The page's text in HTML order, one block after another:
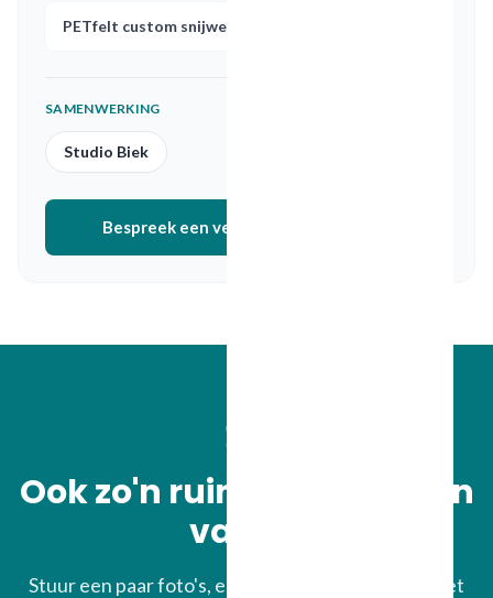
PETfelt custom snijwerk
SAMENWERKING
Studio Biek
Bespreek een vergelijkbaar project
Ook zo'n ruimte, maar dan
van u?
Stuur een paar foto's, een plattegrond of alleen het